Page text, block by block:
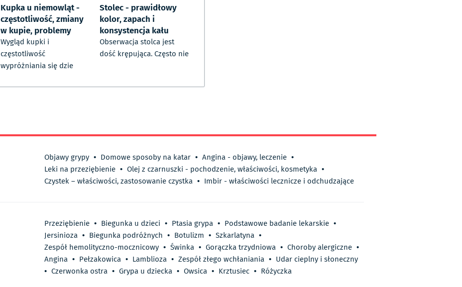
Kupka u niemowląt -
częstotliwość, zmiany
w kupie, problemy
Wygląd kupki i
częstotliwość
wypróżniania się dzie
Stolec - prawidłowy
kolor, zapach i
konsystencja kału
Obserwacja stolca jest
dość krępująca. Często nie
Objawy grypy • Domowe sposoby na katar • Angina - objawy, leczenie •
Leki na przeziębienie • Olej z czarnuszki - pochodzenie, właściwości, kosmetyka •
Czystek – właściwości, zastosowanie czystka • Imbir - właściwości lecznicze i odchudzające
Przeziębienie • Biegunka u dzieci • Ptasia grypa • Podstawowe badanie lekarskie •
Jersinioza • Biegunka podróżnych • Botulizm • Szkarlatyna •
Zespół hemolityczno-mocznicowy • Świnka • Gorączka trzydniowa • Choroby alergiczne •
Angina • Pełzakowica • Lamblioza • Zespół złego wchłaniania • Udar cieplny i słoneczny
• Czerwonka ostra • Grypa u dziecka • Owsica • Krztusiec • Różyczka